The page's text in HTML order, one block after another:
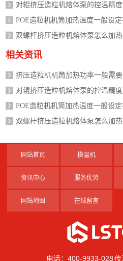
对辊挤压造粒机熔体泵的控温精度
POE造粒机机筒加热温度一般设定
双螺杆挤压造粒机熔体泵怎么加热
相关资讯
挤压造粒机机筒加热功率一般需要
对辊挤压造粒机熔体泵的控温精度
POE造粒机机筒加热温度一般设定
双螺杆挤压造粒机熔体泵怎么加热
网站首页 模温机
资讯中心 服务优势
网站地图 在线留言
电话：400-9933-028